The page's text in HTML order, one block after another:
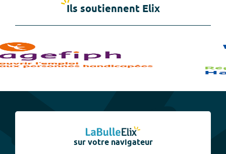
Ils soutiennent Elix
sur votre navigateur